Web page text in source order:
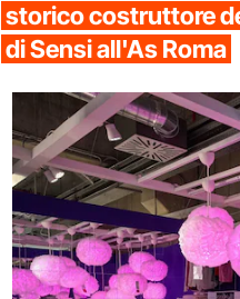
storico costruttore
di Sensi all'As Roma